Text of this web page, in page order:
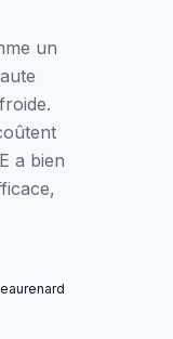
un
a bien